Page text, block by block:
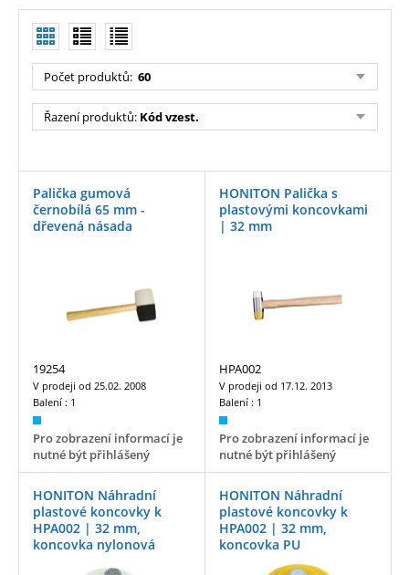
Počet produktů: 60
Řazení produktů: Kód vzest.
Palička gumová
černobílá 65 mm -
dřevená násada
19254
V prodeji od 25.02. 2008
Balení : 1
Pro zobrazení informací je
nutné být přihlášený
HONITON Palička s
plastovými koncovkami
| 32 mm
HPA002
V prodeji od 17.12. 2013
Balení : 1
Pro zobrazení informací je
nutné být přihlášený
HONITON Náhradní
plastové koncovky k
HPA002 | 32 mm,
koncovka nylonová
HONITON Náhradní
plastové koncovky k
HPA002 | 32 mm,
koncovka PU